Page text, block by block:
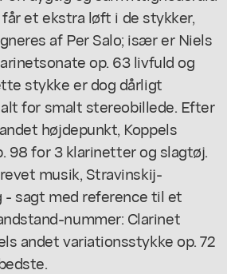
et ekstra løft i de stykker,
af Per Salo; især er Niels
op. 63 livfuld og
stykke er dog dårligt
for smalt stereobillede. Efter
højdepunkt, Koppels
98 for 3 klarinetter og slagtøj.
musik, Stravinskij-
sagt med reference til et
nummer: Clarinet
andet variationsstykke op. 72